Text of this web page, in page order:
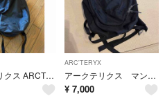
アークテリクス ARCTERYX GRANVILLE ZIP 16 BACKPA
ARC'TERYX
アークテリクス マンティス26 リュックサック
¥ 7,000